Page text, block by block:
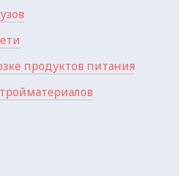
продуктов питания